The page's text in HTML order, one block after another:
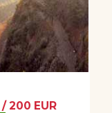
200 EUR